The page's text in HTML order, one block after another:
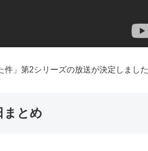
」第2シリーズの放送が決定しまし
まとめ